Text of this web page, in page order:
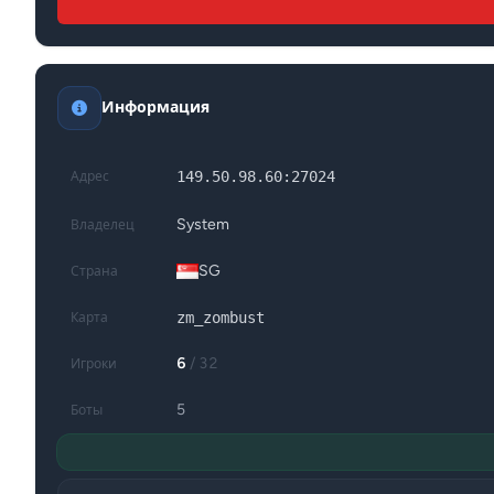
Информация
Адрес 149.50.98.60:27024
Владелец System
Страна SG
Карта zm_zombust
Игроки 6 / 32
Боты 5